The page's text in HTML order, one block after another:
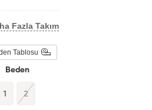
Fazla Takım
Tablosu
Beden
1 2